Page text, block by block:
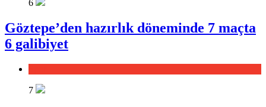
6
Göztepe’den hazırlık döneminde 7 maçta
6 galibiyet
7